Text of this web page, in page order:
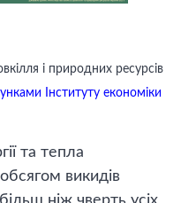
і природних ресурсів
Інституту економіки
та тепла
викидів